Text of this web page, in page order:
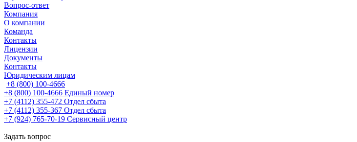
Вопрос-ответ
Компания
О компании
Команда
Контакты
Лицензии
Документы
Контакты
Юридическим лицам
+8 (800) 100-4666
+8 (800) 100-4666 Единый номер
+7 (4112) 355-472 Отдел сбыта
+7 (4112) 355-367 Отдел сбыта
+7 (924) 765-70-19 Сервисный центр
Задать вопрос